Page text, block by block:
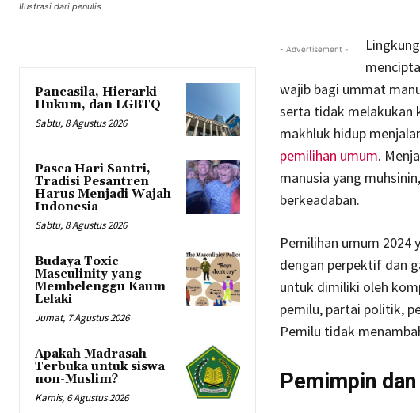
Ilustrasi dari penulis
Pancasila, Hierarki
Hukum, dan LGBTQ
Sabtu, 8 Agustus 2026
Pasca Hari Santri,
Tradisi Pesantren
Harus Menjadi Wajah
Indonesia
Sabtu, 8 Agustus 2026
Budaya Toxic
Masculinity yang
Membelenggu Kaum
Lelaki
Jumat, 7 Agustus 2026
Apakah Madrasah
Terbuka untuk siswa
non-Muslim?
Kamis, 6 Agustus 2026
- Advertisement -
wajib bagi ummat
serta tidak melakukan
makhluk hidup
pemilihan umum.
manusia yang
berkeadaban.
Pemilihan umum 2024
dengan perpektif dan
untuk dimiliki oleh
pemilu, partai politik,
Pemilu tidak
Pemimpin